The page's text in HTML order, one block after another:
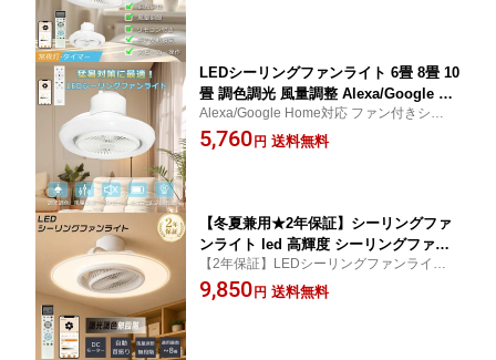
応
LEDシーリングファンライト 6畳 8畳 10
畳 調色調光 風量調整 Alexa/Google Ho
me対応 リモコン付き スマホ操作 シー
リングファンライト サーキュレーター
冬OK！
Alexa/Google Home対応 ファン付きシーリ
ングライト LED シーリングファンライト D
Cモーター シーリングファンライト LED 調
5,760 円 送料無料
【冬夏兼用★2年保証】シーリングファ
ンライト led 高輝度 シーリングファン
扇風機 冷房効率 UP 薄型 照明 正逆回転
★簡単取付 調光調色 無段階風量調節 6
【2年保証】LEDシーリングファンライト
シーリングファン 光風一体 Alexa・アプ
リ・リモコン 遠隔対応 照明器具 6畳 8畳 正
9,850 円 送料無料